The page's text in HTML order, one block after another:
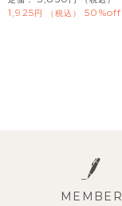
1,925 税込 50%off
MEMBER